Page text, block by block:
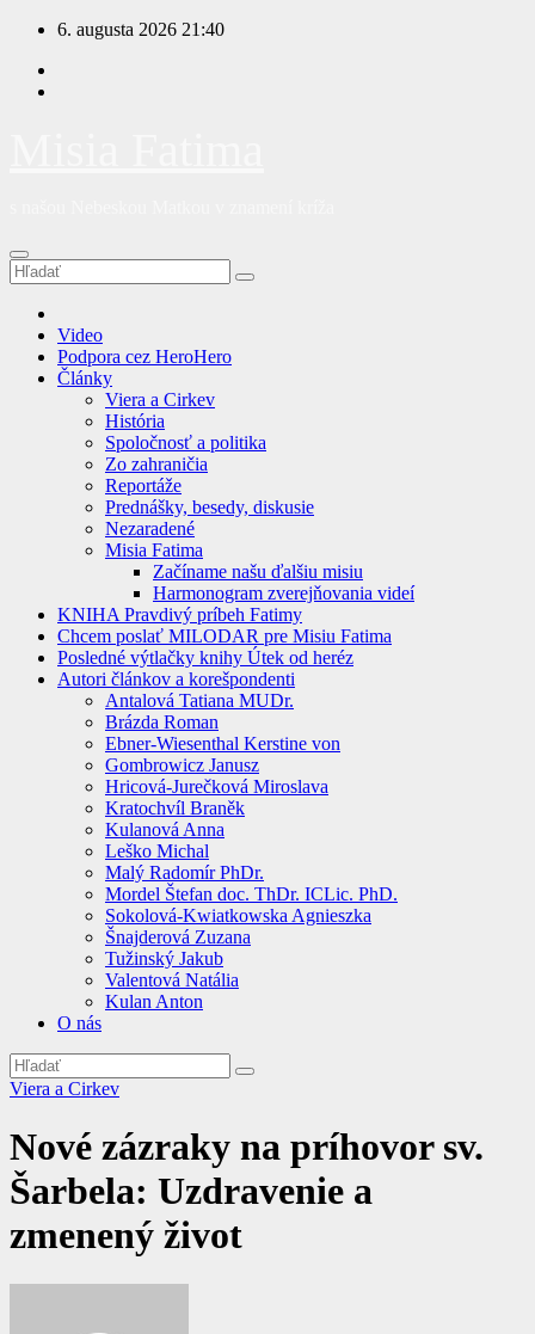
Prejsť
obsah
6. augusta 2026 21:40
Video
Podpora cez HeroHero
Články
Viera a Cirkev
História
Spoločnosť a politika
Zo zahraničia
Reportáže
Prednášky, besedy, diskusie
Nezaradené
Misia Fatima
Začíname našu ďalšiu misiu
Harmonogram zverejňovania videí
KNIHA Pravdivý príbeh Fatimy
Chcem poslať MILODAR pre Misiu Fatima
Posledné výtlačky knihy Útek od heréz
Autori článkov a korešpondenti
Antalová Tatiana MUDr.
Brázda Roman
Ebner-Wiesenthal Kerstine von
Gombrowicz Janusz
Hricová-Jurečková Miroslava
Kratochvíl Braněk
Kulanová Anna
Leško Michal
Malý Radomír PhDr.
Mordel Štefan doc. ThDr. ICLic. PhD.
Sokolová-Kwiatkowska Agnieszka
Šnajderová Zuzana
Tužinský Jakub
Valentová Natália
Kulan Anton
O nás
Viera a Cirkev
Nové zázraky na príhovor sv.
Šarbela: Uzdravenie a
zmenený život